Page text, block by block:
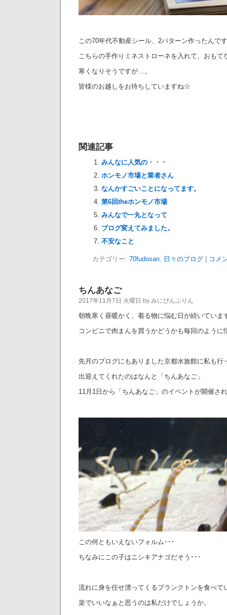
この70年代不動産シール、2パターン作ったんで
こちらの手作りミネストローネを入れて、おもて
寒くなりそうですが…。
皆様のお越しをお待ちしていますね☆
関連記事
みんなに人気の・・・
ホンモノ市場と業者さん
なんかすごいことになってます。
第6回theホンモノ市場
みんなで一丸となって
ブログ変えてみました。
不安なこと
カテゴリー: 70fudosan, 日々のブログ| コメ
ちんあなご
2017年11月7日 火曜日 by みにぴんぷりん
朝晩寒く昼暖かく、着る物に悩む日が続いていま
コンビニで肉まんを買うかどうかも毎回のように
先月のブログにもありました京都水族館に私も行
出迎えてくれたのはなんと「ちんあなご」
11月1日から「ちんあなご」のイベントが開催さ
この何ともいえないフォルム･･･
ちなみにこの子はニシキアナゴだそう･･･
流れに身を任せ漂ってくるプランクトンを食べて
楽でいいなぁと思うのは私だけでしょうか。